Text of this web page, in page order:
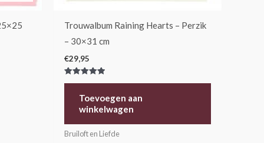
Trouwalbum Raining Hearts – Perzik
– 30×31 cm
€29,95
Gewaardeerd
Toevoegen aan
winkelwagen
Bruiloft en Liefde